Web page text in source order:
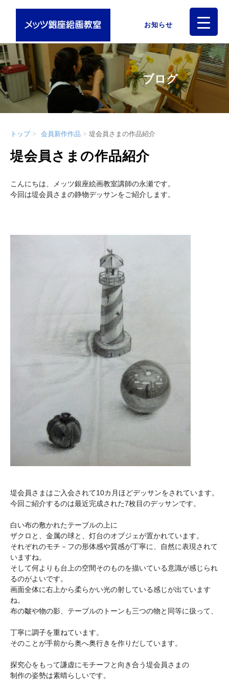
お知らせ
ブログ
トップ 会員新作作品 堤会員さまの作品紹介
堤会員さまの作品紹介
こんにちは、メッツ銀座絵画教室講師の永瀬です。
今回は堤会員さまの静物デッサンをご紹介します。
堤会員さまはご入会されて10カ月ほどデッサンをされています。
今回ご紹介するのは最近完成された7枚目のデッサンです。
白い布の敷かれたテーブルの上に
ザクロと、金属の球と、灯台のオブジェが置かれています。
それぞれのモチ－フの形体感や質感が丁寧に、自然に表現されて
いますね。
そして何よりも台上の空間そのものを描いている意識が感じられ
るのがよいです。
画面全体に右上から柔らかい光の射している感じが出ています
ね。
布の皺や物の影、テーブルのトーンも三つの物と同等に扱って、
丁寧に調子を重ねています。
そのことが手前から奥へ奥行きを作りだしています。
探究心をもって謙虚にモチーフと向き合う堤会員さまの
制作の姿勢は素晴らしいです。